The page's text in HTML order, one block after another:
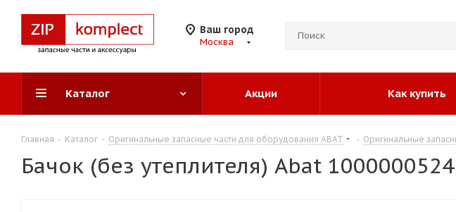
Ваш город
Москва
Каталог Акции Как купить
Главная - Каталог - Оригинальные запасные части для оборудования ABAT - Оригинальные
Бачок (без утеплителя) Abat